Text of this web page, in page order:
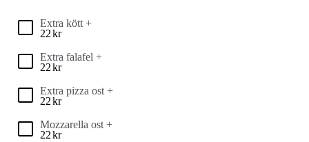
Extra kött +
22kr
Extra falafel +
22kr
Extra pizza ost +
22kr
Mozzarella ost +
22kr